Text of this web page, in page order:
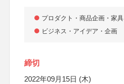
プロダクト・商品企画・家具
ビジネス・アイデア・企画
締切
2022年09月15日 (木)